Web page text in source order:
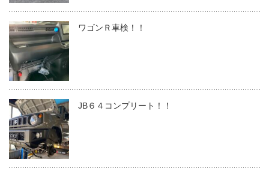
ワゴンＲ車検！！
JB６４コンプリート！！